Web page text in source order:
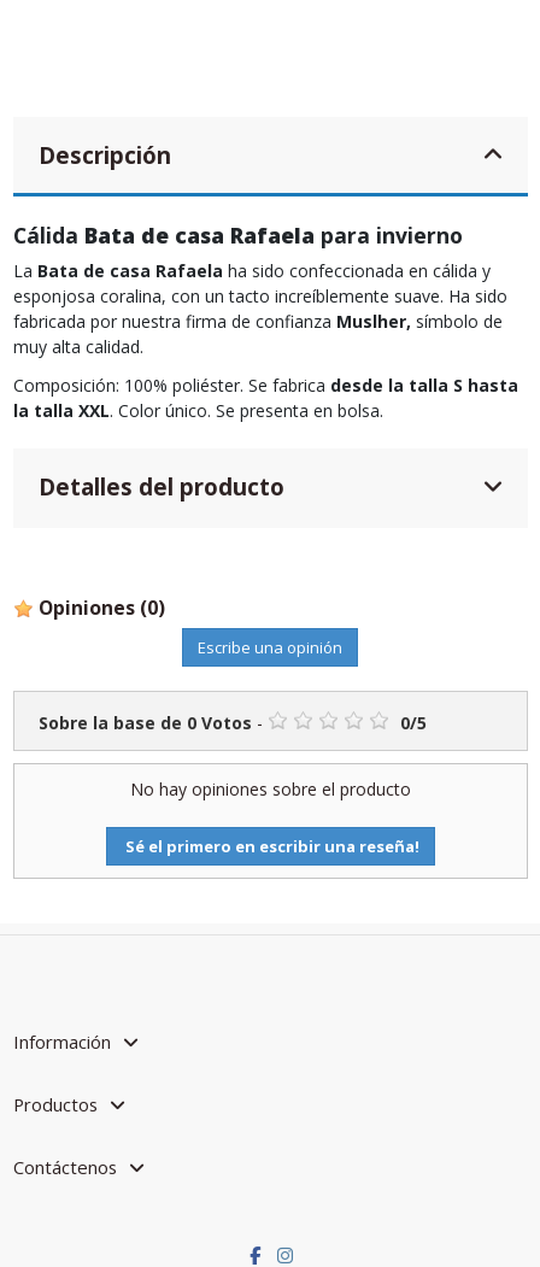
Descripción
Cálida Bata de casa Rafaela para invierno
La Bata de casa Rafaela ha sido confeccionada en cálida y
esponjosa coralina, con un tacto increíblemente suave. Ha sido
fabricada por nuestra firma de confianza Muslher, símbolo de
muy alta calidad.
Composición: 100% poliéster. Se fabrica desde la talla S hasta
la talla XXL. Color único. Se presenta en bolsa.
Detalles del producto
Opiniones (0)
Escribe una opinión
Sobre la base de 0Votos - 0/5
No hay opiniones sobre el producto
Sé el primero en escribir una reseña!
Información
Productos
Contáctenos